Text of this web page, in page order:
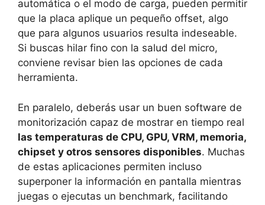
automática o el modo de carga, pueden permitir
que la placa aplique un pequeño offset, algo
que para algunos usuarios resulta indeseable.
Si buscas hilar fino con la salud del micro,
conviene revisar bien las opciones de cada
herramienta.
En paralelo, deberás usar un buen software de
monitorización capaz de mostrar en tiempo real
las temperaturas de CPU, GPU, VRM, memoria,
chipset y otros sensores disponibles. Muchas
de estas aplicaciones permiten incluso
superponer la información en pantalla mientras
juegas o ejecutas un benchmark, facilitando